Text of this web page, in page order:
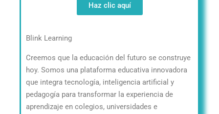
Haz clic aquí
Blink Learning
Creemos que la educación del futuro se construye
hoy. Somos una plataforma educativa innovadora
que integra tecnología, inteligencia artificial y
pedagogía para transformar la experiencia de
aprendizaje en colegios, universidades e